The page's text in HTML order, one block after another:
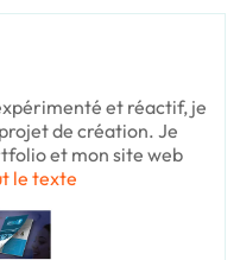
et réactif, je
de création. Je
et mon site web
le texte